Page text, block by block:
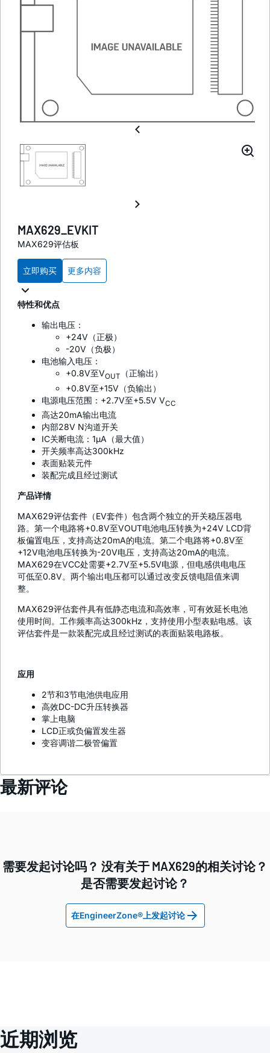
MAX629_EVKIT
MAX629评估板
立即购买 更多内容
特性和优点
输出电压：
+24V（正极）
-20V（负极）
电池输入电压：
+0.8V至VOUT
（正输出）
+0.8V至+15V（负输出）
电源电压范围：+2.7V至+5.5V VCC
高达20mA输出电流
内部28V N沟道开关
IC关断电流：1µA（最大值）
开关频率高达300kHz
表面贴装元件
装配完成且经过测试
产品详情
MAX629评估套件（EV套件）包含两个独立的开关稳压器电
路。第一个电路将+0.8V至VOUT电池电压转换为+24V LCD背
板偏置电压，支持高达20mA的电流。第二个电路将+0.8V至
+12V电池电压转换为-20V电压，支持高达20mA的电流。
MAX629在VCC处需要+2.7V至+5.5V电源，但电感供电电压
可低至0.8V。两个输出电压都可以通过改变反馈电阻值来调
整。
MAX629评估套件具有低静态电流和高效率，可有效延长电池
使用时间。工作频率高达300kHz，支持使用小型表贴电感。该
评估套件是一款装配完成且经过测试的表面贴装电路板。
应用
2节和3节电池供电应用
高效DC-DC升压转换器
掌上电脑
LCD正或负偏置发生器
变容调谐二极管偏置
最新评论
需要发起讨论吗？ 没有关于 MAX629的相关讨论？
是否需要发起讨论？
在EngineerZone®上发起讨论
近期浏览